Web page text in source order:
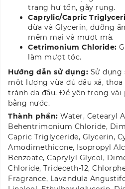
trạng hư tổn, gãy rụng.
Caprylic/Capric
dừa và Glycerin, dưỡng
mềm mại và mượt mà.
Cetrimonium Chloride:
làm mượt tóc.
Hướng dẫn sử dụng: Sử dụng
một lượng vừa đủ dầu xả,
tránh da đầu. Để yên trong vài
bằng nước.
Thành phần: Water, Cetearyl
Behentrimonium Chloride,
Capric Triglyceride, Glycerin,
Amodimethicone, Isopropyl
Benzoate, Caprylyl Glycol,
Chloride, Trideceth-12,
Fragrance, Lavandula